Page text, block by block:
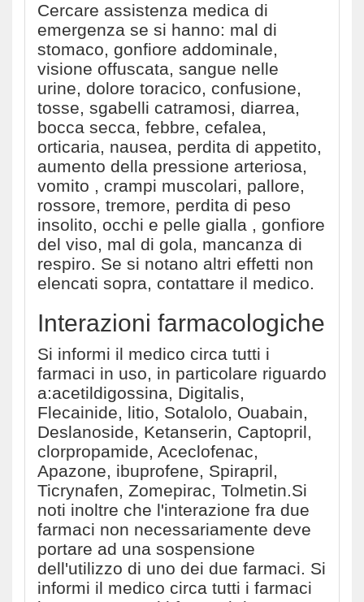
Cercare assistenza medica di
emergenza se si hanno: mal di
stomaco, gonfiore addominale,
visione offuscata, sangue nelle
urine, dolore toracico, confusione,
tosse, sgabelli catramosi, diarrea,
bocca secca, febbre, cefalea,
orticaria, nausea, perdita di appetito,
aumento della pressione arteriosa,
vomito , crampi muscolari, pallore,
rossore, tremore, perdita di peso
insolito, occhi e pelle gialla , gonfiore
del viso, mal di gola, mancanza di
respiro. Se si notano altri effetti non
elencati sopra, contattare il medico.
Interazioni farmacologiche
Si informi il medico circa tutti i
farmaci in uso, in particolare riguardo
a:acetildigossina, Digitalis,
Flecainide, litio, Sotalolo, Ouabain,
Deslanoside, Ketanserin, Captopril,
clorpropamide, Aceclofenac,
Apazone, ibuprofene, Spirapril,
Ticrynafen, Zomepirac, Tolmetin.Si
noti inoltre che l'interazione fra due
farmaci non necessariamente deve
portare ad una sospensione
dell'utilizzo di uno dei due farmaci. Si
informi il medico circa tutti i farmaci